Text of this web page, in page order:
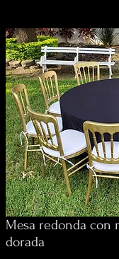
Mesa redonda con
dorada